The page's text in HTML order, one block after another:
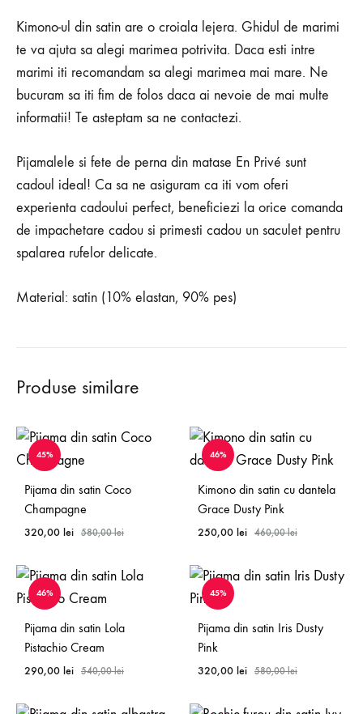
Kimono-ul din satin are o croiala lejera. Ghidul de marimi
te va ajuta sa alegi marimea potrivita. Daca esti intre
marimi iti recomandam sa alegi marimea mai mare. Ne
bucuram sa iti fim de folos daca ai nevoie de mai multe
informatii! Te asteptam sa ne contactezi.
Pijamalele si fete de perna din matase En Privé sunt
cadoul ideal! Ca sa ne asiguram ca iti vom oferi
experienta cadoului perfect, beneficiezi la orice comanda
de impachetare cadou si primesti cadou un saculet pentru
spalarea rufelor delicate.
Material: satin (10% elastan, 90% pes)
Produse similare
45%
Pijama din satin Coco
Champagne
320,00 lei 580,00lei
46%
Kimono din satin cu dantela
Grace Dusty Pink
250,00 lei 460,00lei
46%
Pijama din satin Lola
Pistachio Cream
290,00 lei 540,00lei
45%
Pijama din satin Iris Dusty
Pink
320,00 lei 580,00lei